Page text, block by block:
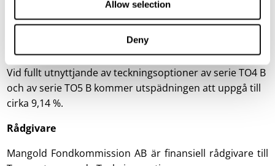
Allow selection
Deny
kommer utspädningen att uppgå till cirka 4,23 %
av serie TO4 B utnyttjas för teckning av aktier).
Vid fullt utnyttjande av teckningsoptioner av serie TO4 B
och av serie TO5 B kommer utspädningen att uppgå till
cirka 9,14 %.
Rådgivare
Mangold Fondkommission AB är finansiell rådgivare till